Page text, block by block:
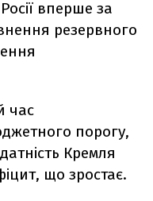
вперше за
резервного
час
порогу,
Кремля
що зростає.